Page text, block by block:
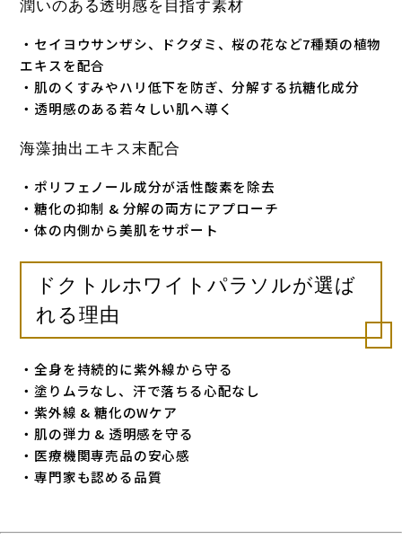
潤いのある透明感を目指す素材
・セイヨウサンザシ、ドクダミ、桜の花など7種類の植物
エキスを配合
・肌のくすみやハリ低下を防ぎ、分解する抗糖化成分
・透明感のある若々しい肌へ導く
海藻抽出エキス末配合
・ポリフェノール成分が活性酸素を除去
・糖化の抑制 & 分解の両方にアプローチ
・体の内側から美肌をサポート
ドクトルホワイトパラソルが選ば
れる理由
・全身を持続的に紫外線から守る
・塗りムラなし、汗で落ちる心配なし
・紫外線 & 糖化のWケア
・肌の弾力 & 透明感を守る
・医療機関専売品の安心感
・専門家も認める品質